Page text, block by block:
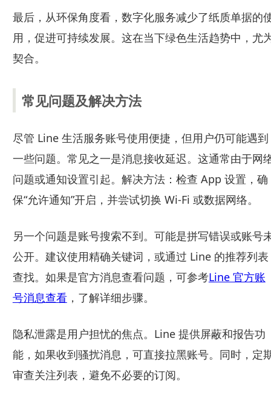
最后，从环保角度看，数字化服务减少了纸质单据的
用，促进可持续发展。这在当下绿色生活趋势中，尤
契合。
常见问题及解决方法
尽管 Line 生活服务账号使用便捷，但用户仍可能遇到
一些问题。常见之一是消息接收延迟。这通常由于网
问题或通知设置引起。解决方法：检查 App 设置，确
保“允许通知”开启，并尝试切换 Wi-Fi 或数据网络。
另一个问题是账号搜索不到。可能是拼写错误或账号
公开。建议使用精确关键词，或通过 Line 的推荐列表
查找。如果是官方消息查看问题，可参考Line 官方账
号消息查看，了解详细步骤。
隐私泄露是用户担忧的焦点。Line 提供屏蔽和报告功
能，如果收到骚扰消息，可直接拉黑账号。同时，定
审查关注列表，避免不必要的订阅。